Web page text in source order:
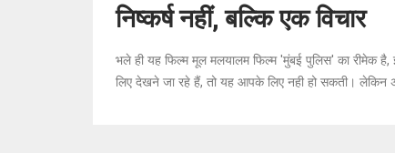
निष्कर्ष नहीं, बल्कि एक विचार
भले ही यह फिल्म मूल मलयालम फिल्म 'मुंबई पुलिस' का रीमेक
लिए देखने जा रहे हैं, तो यह आपके लिए नही हो सकती। लेकिन